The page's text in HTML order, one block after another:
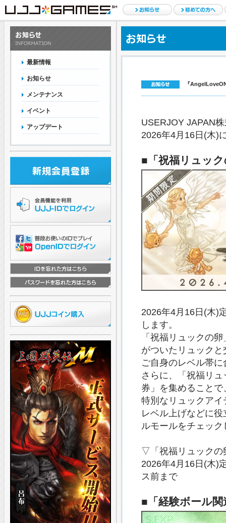
最新情報
お知らせ
メンテナンス
イベント
アップデート
『
USERJOY JAPAN
2026年4月16日(木)
■「祝福リュッ
2026年4月16日(木)
します。
「祝福リュックの
がついたリュックと
ご自身のレベル帯
さらに、「祝福リ
券」を集めることで
特別なリュックア
レベル上げなどに
ルモールをチェッ
▽「祝福リュックの
2026年4月16日(木)
ス前まで
■「経験ボール